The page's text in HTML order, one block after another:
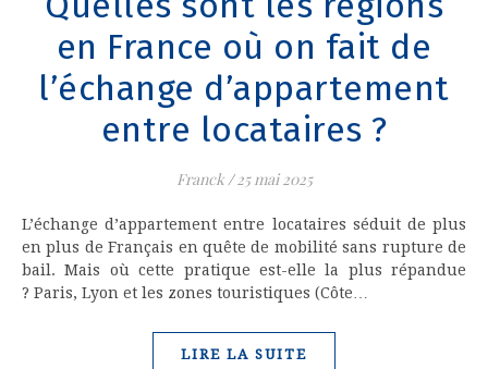
en France où on fait de
l’échange d’appartement
entre locataires ?
Franck/ 25 mai 2025
L’échange d’appartement entre locataires séduit de plus
en plus de Français en quête de mobilité sans rupture de
bail. Mais où cette pratique est-elle la plus répandue
? Paris, Lyon et les zones touristiques (Côte…
LIRE LA SUITE